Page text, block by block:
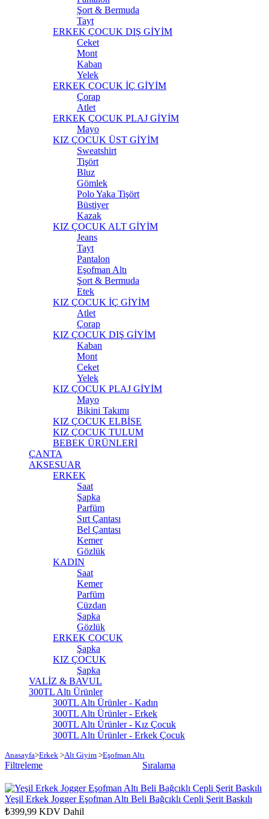
Şort & Bermuda
Tayt
ERKEK ÇOCUK DIŞ GİYİM
Ceket
Mont
Kaban
Yelek
ERKEK ÇOCUK İÇ GİYİM
Çorap
Atlet
ERKEK ÇOCUK PLAJ GİYİM
Mayo
KIZ ÇOCUK ÜST GİYİM
Sweatshirt
Tişört
Bluz
Gömlek
Polo Yaka Tişört
Büstiyer
Kazak
KIZ ÇOCUK ALT GİYİM
Jeans
Tayt
Pantalon
Eşofman Altı
Şort & Bermuda
Etek
KIZ ÇOCUK İÇ GİYİM
Atlet
Çorap
KIZ ÇOCUK DIŞ GİYİM
Kaban
Mont
Ceket
Yelek
KIZ ÇOCUK PLAJ GİYİM
Mayo
Bikini Takımı
KIZ ÇOCUK ELBİSE
KIZ ÇOCUK TULUM
BEBEK ÜRÜNLERİ
ÇANTA
AKSESUAR
ERKEK
Saat
Şapka
Parfüm
Sırt Çantası
Bel Çantası
Kemer
Gözlük
KADIN
Saat
Kemer
Parfüm
Cüzdan
Şapka
Gözlük
ERKEK ÇOCUK
Şapka
KIZ ÇOCUK
Şapka
VALİZ & BAVUL
300TL Altı Ürünler
300TL Altı Ürünler - Kadın
300TL Altı Ürünler - Erkek
300TL Altı Ürünler - Kız Çocuk
300TL Altı Ürünler - Erkek Çocuk
Anasayfa>Erkek >Alt Giyim >Eşofman Altı
Filtreleme Sıralama
Yeşil Erkek Jogger Eşofman Altı Beli Bağcıklı Cepli Şerit Baskılı
₺399,99 KDV Dahil